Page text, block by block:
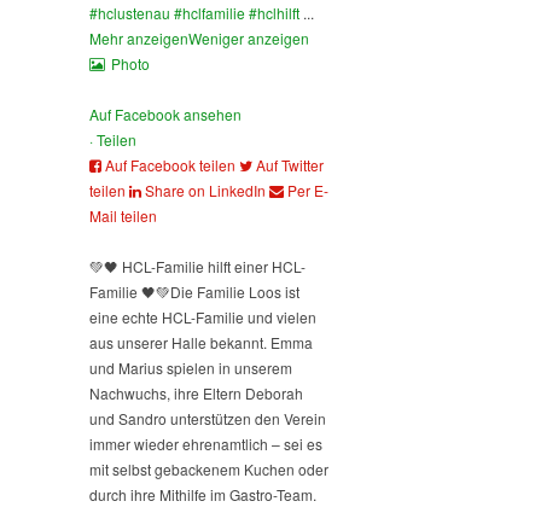
#hclustenau #hclfamilie#hclhilft ...
Mehr anzeigenWeniger anzeigen
Photo
Auf Facebook ansehen
·Teilen
Auf Facebook teilen
Auf Twitter
teilen
Share on LinkedIn
Per E-
Mail teilen
💚🖤 HCL-Familie hilft einer HCL-
Familie 🖤💚Die Familie Loos ist
eine echte HCL-Familie und vielen
aus unserer Halle bekannt. Emma
und Marius spielen in unserem
Nachwuchs, ihre Eltern Deborah
und Sandro unterstützen den Verein
immer wieder ehrenamtlich – sei es
mit selbst gebackenem Kuchen oder
durch ihre Mithilfe im Gastro-Team.